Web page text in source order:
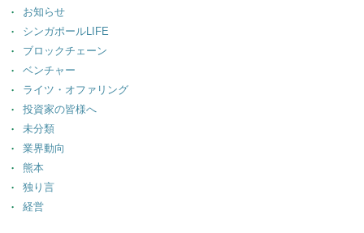
お知らせ
シンガポールLIFE
ブロックチェーン
ベンチャー
ライツ・オファリング
投資家の皆様へ
未分類
業界動向
熊本
独り言
経営